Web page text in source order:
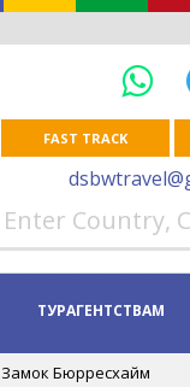
FAST TRACK
ТУРАГЕНТСТВАМ
Замок Бюрресхайм